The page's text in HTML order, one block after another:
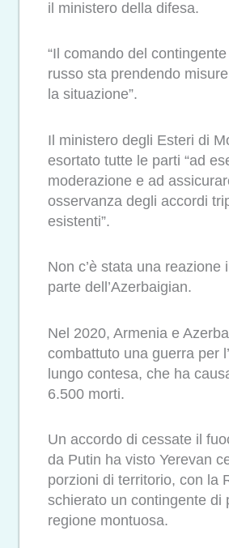
il ministero della difesa.
“Il comando del
russo sta prendendo
la situazione”.
Il ministero degli Esteri di
esortato tutte le parti “ad
moderazione e ad
osservanza degli accordi
esistenti”.
Non c’è stata una reazione
parte dell’Azerbaigian.
Nel 2020, Armenia e
combattuto una guerra per
lungo contesa, che ha
6.500 morti.
Un accordo di cessate il
da Putin ha visto Yerevan
porzioni di territorio, con la
schierato un contingente di
regione montuosa.